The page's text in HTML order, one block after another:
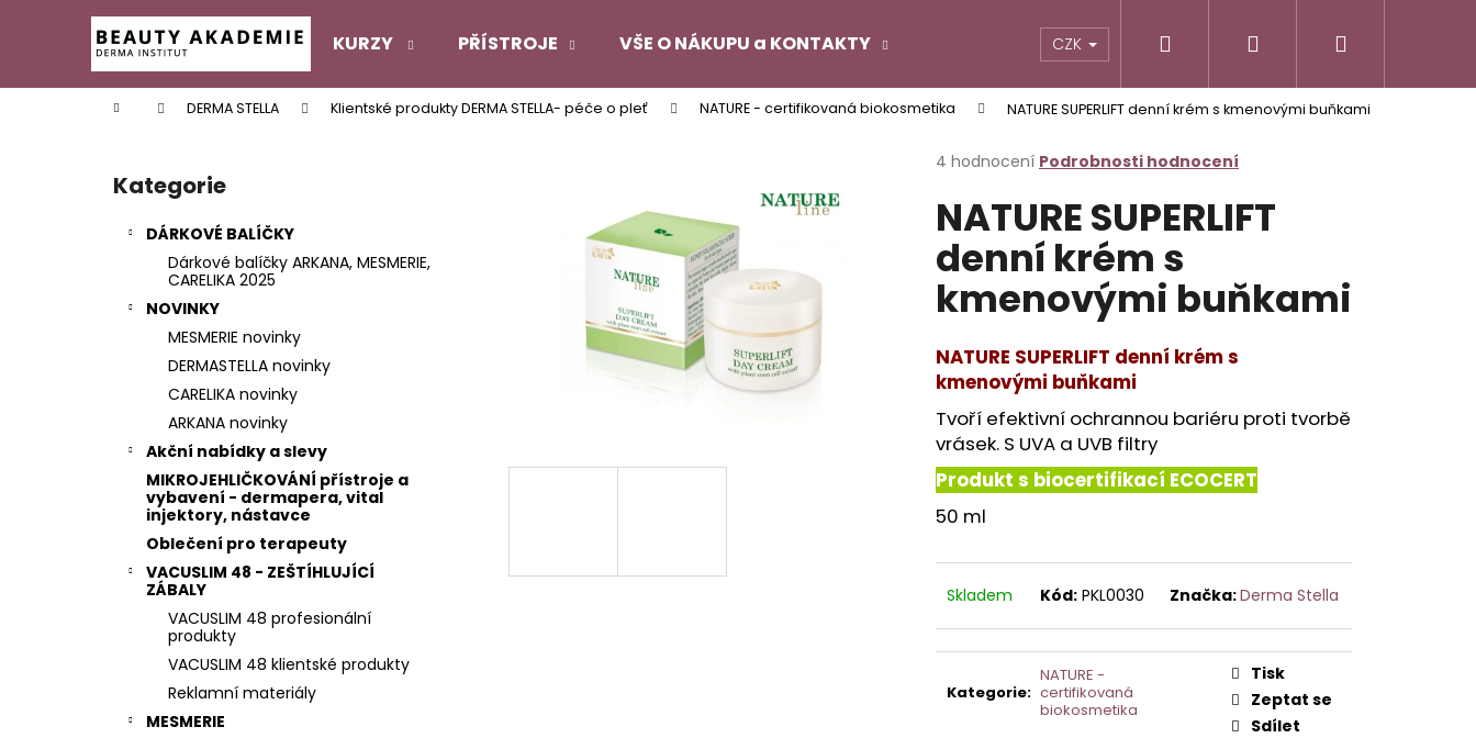
KURZY PŘÍSTROJE VŠE O NÁKUPU a KONTAKTY CZK Přihlášení
Domů DERMA STELLA Klientské produkty DERMA STELLA- péče o pleť NATURE - certifikovaná biokosmetika NATURE SUPERLIFT denní krém s kmenovými buňkami
Přeskočit
kategorie
Kategorie
DÁRKOVÉ BALÍČKY
Dárkové balíčky ARKANA, MESMERIE,
CARELIKA 2025
NOVINKY
MESMERIE novinky
DERMASTELLA novinky
CARELIKA novinky
ARKANA novinky
Akční nabídky a slevy
MIKROJEHLIČKOVÁNÍ přístroje a
vybavení - dermapera, vital
injektory, nástavce
Oblečení pro terapeuty
VACUSLIM 48 - ZEŠTÍHLUJÍCÍ
ZÁBALY
VACUSLIM 48 profesionální
produkty
VACUSLIM 48 klientské produkty
Reklamní materiály
MESMERIE
Průměrné
produktu
je
4,5
z
5
hvězdiček.
4 hodnocení Podrobnosti hodnocení
NATURE SUPERLIFT
denní krém s
kmenovými buňkami
NATURE SUPERLIFT denní krém s
kmenovými buňkami
Tvoří efektivní ochrannou bariéru proti tvorbě
vrásek. S UVA a UVB filtry
Produkt s biocertifikací ECOCERT
50 ml
Skladem Kód: PKL0030 Značka:Derma Stella
Kategorie:
NATURE -
certifikovaná
biokosmetika
Tisk
Zeptat se
Sdílet
í
Zpět
do
Zpět
do
Co potřebujete najít?
HLEDAT
Doporučujeme
Následující
STERILNÍ NÁSTAVCE PRO DERMAPERO
DERMALIGHTPEN A DERMAQUATRO 36
JEHLIČEK
STERILNÍ NÁSTAVCE PRO DERMAPERO
DERMALIGHT A DERMAQUATRO NANO